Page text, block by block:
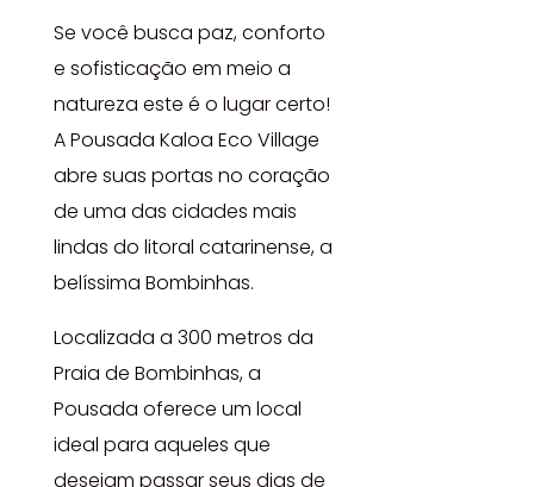
Se você busca paz, conforto
e sofisticação em meio a
natureza este é o lugar certo!
A Pousada Kaloa Eco Village
abre suas portas no coração
de uma das cidades mais
lindas do litoral catarinense, a
belíssima Bombinhas.
Localizada a 300 metros da
Praia de Bombinhas, a
Pousada oferece um local
ideal para aqueles que
desejam passar seus dias de